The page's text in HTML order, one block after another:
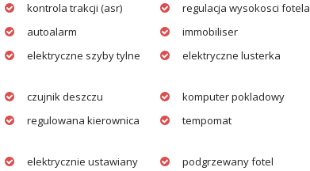
kontrola trakcji (asr) regulacja wysokosci fotela
autoalarm immobiliser
elektryczne szyby tylne elektryczne lusterka
czujnik deszczu komputer pokladowy
regulowana kierownica tempomat
elektrycznie ustawiany
podgrzewany fotel